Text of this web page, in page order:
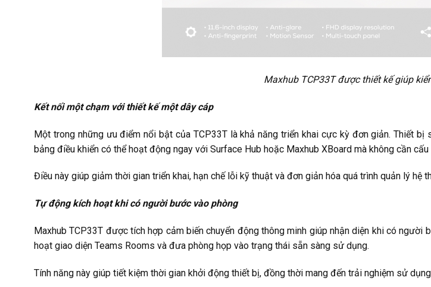
Maxhub TCP33T được thiết kế giúp
Kết nối một chạm với thiết kế một dây cáp
Một trong những ưu điểm nổi bật của TCP33T là khả năng triển khai cực kỳ đơn giản. Thiết
bảng điều khiển có thể hoạt động ngay với Surface Hub hoặc Maxhub XBoard mà không cần cấu
Điều này giúp giảm thời gian triển khai, hạn chế lỗi kỹ thuật và đơn giản hóa quá trình quản lý hệ
Tự động kích hoạt khi có người bước vào phòng
Maxhub TCP33T được tích hợp cảm biến chuyển động thông minh giúp nhận diện khi có
hoạt giao diện Teams Rooms và đưa phòng họp vào trạng thái sẵn sàng sử dụng.
Tính năng này giúp tiết kiệm thời gian khởi động thiết bị, đồng thời mang đến trải nghiệm sử